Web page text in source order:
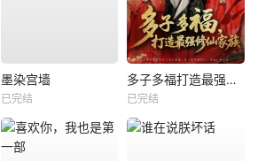
墨染宫墙
已完结
多子多福打造最强修仙家族
已完结